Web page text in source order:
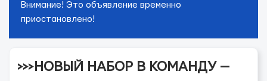
Внимание! Это объявление временно
приостановлено!
>>>НОВЫЙ НАБОР В КОМАНДУ —